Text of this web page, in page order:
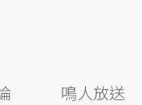
鳴人放送